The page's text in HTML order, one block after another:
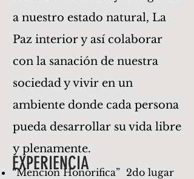
a nuestro estado natural, La
Paz interior y así colaborar
con la sanación de nuestra
sociedad y vivir en un
ambiente donde cada persona
pueda desarrollar su vida libre
y plenamente.
EXPERIENCIA
“Mención Honorifica” 2do lugar